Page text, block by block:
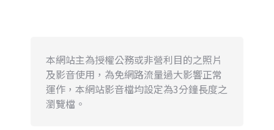
本網站主為授權公務或非營利目的之照片
及影音使用，為免網路流量過大影響正常
運作，本網站影音檔均設定為3分鐘長度之
瀏覽檔。